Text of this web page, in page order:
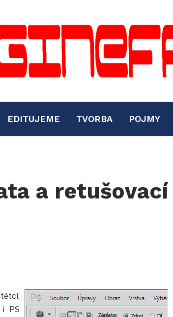
EDITUJEME TVORBA POJMY
a retušovací
i PS